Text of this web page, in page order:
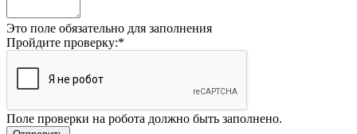
Это поле обязательно для заполнения
Пройдите проверку:*
Поле проверки на робота должно быть заполнено.